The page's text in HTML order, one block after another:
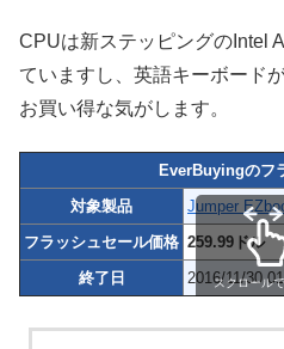
CPUは新ステッピングのIntel
ていますし、英語キーボード
お買い得な気がします。
EverBuyingのフ
対象製品
Jumper
フラッシュセール価格 259.99ドル
終了日
2016/11/30
スクロール